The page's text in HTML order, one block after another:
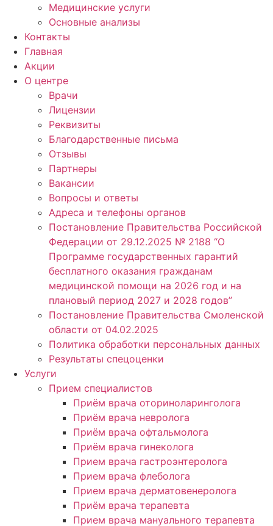
Медицинские услуги
Основные анализы
Контакты
Главная
Акции
О центре
Врачи
Лицензии
Реквизиты
Благодарственные письма
Отзывы
Партнеры
Вакансии
Вопросы и ответы
Адреса и телефоны органов
Постановление Правительства Российской
Федерации от 29.12.2025 № 2188 “О
Программе государственных гарантий
бесплатного оказания гражданам
медицинской помощи на 2026 год и на
плановый период 2027 и 2028 годов”
Постановление Правительства Смоленской
области от 04.02.2025
Политика обработки персональных данных
Результаты спецоценки
Услуги
Прием специалистов
Приём врача оториноларинголога
Приём врача невролога
Приём врача офтальмолога
Приём врача гинеколога
Прием врача гастроэнтеролога
Прием врача флеболога
Прием врача дерматовенеролога
Приём врача терапевта
Прием врача мануального терапевта